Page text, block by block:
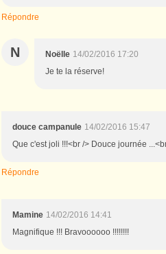
Répondre
N Noëlle 14/02/2016 17:20
Je te la réserve!
douce campanule 14/02/2016 15:47
Que c'est joli !!!<br /> Douce journée
Répondre
Mamine 14/02/2016 14:41
Magnifique !!! Bravoooooo !!!!!!!!